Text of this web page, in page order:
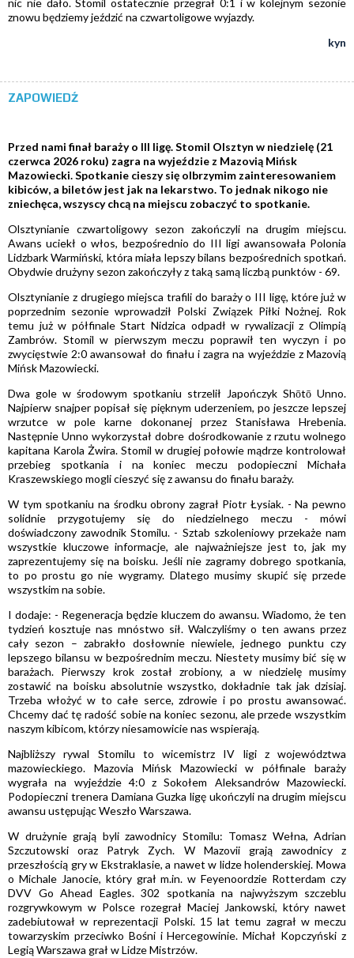
nic nie dało. Stomil ostatecznie przegrał 0:1 i w kolejnym sezonie
znowu będziemy jeździć na czwartoligowe wyjazdy.
kyn
ZAPOWIEDŹ
Przed nami finał baraży o III ligę. Stomil Olsztyn w niedzielę (21
czerwca 2026 roku) zagra na wyjeździe z Mazovią Mińsk
Mazowiecki. Spotkanie cieszy się olbrzymim zainteresowaniem
kibiców, a biletów jest jak na lekarstwo. To jednak nikogo nie
zniechęca, wszyscy chcą na miejscu zobaczyć to spotkanie.
Olsztynianie czwartoligowy sezon zakończyli na drugim miejscu.
Awans uciekł o włos, bezpośrednio do III ligi awansowała Polonia
Lidzbark Warmiński, która miała lepszy bilans bezpośrednich spotkań.
Obydwie drużyny sezon zakończyły z taką samą liczbą punktów - 69.
Olsztynianie z drugiego miejsca trafili do baraży o III ligę, które już w
poprzednim sezonie wprowadził Polski Związek Piłki Nożnej. Rok
temu już w półfinale Start Nidzica odpadł w rywalizacji z Olimpią
Zambrów. Stomil w pierwszym meczu poprawił ten wyczyn i po
zwycięstwie 2:0 awansował do finału i zagra na wyjeździe z Mazovią
Mińsk Mazowiecki.
Dwa gole w środowym spotkaniu strzelił Japończyk Shōtō Unno.
Najpierw snajper popisał się pięknym uderzeniem, po jeszcze lepszej
wrzutce w pole karne dokonanej przez Stanisława Hrebenia.
Następnie Unno wykorzystał dobre dośrodkowanie z rzutu wolnego
kapitana Karola Żwira. Stomil w drugiej połowie mądrze kontrolował
przebieg spotkania i na koniec meczu podopieczni Michała
Kraszewskiego mogli cieszyć się z awansu do finału baraży.
W tym spotkaniu na środku obrony zagrał Piotr Łysiak. - Na pewno
solidnie przygotujemy się do niedzielnego meczu - mówi
doświadczony zawodnik Stomilu. - Sztab szkoleniowy przekaże nam
wszystkie kluczowe informacje, ale najważniejsze jest to, jak my
zaprezentujemy się na boisku. Jeśli nie zagramy dobrego spotkania,
to po prostu go nie wygramy. Dlatego musimy skupić się przede
wszystkim na sobie.
I dodaje: - Regeneracja będzie kluczem do awansu. Wiadomo, że ten
tydzień kosztuje nas mnóstwo sił. Walczyliśmy o ten awans przez
cały sezon – zabrakło dosłownie niewiele, jednego punktu czy
lepszego bilansu w bezpośrednim meczu. Niestety musimy bić się w
barażach. Pierwszy krok został zrobiony, a w niedzielę musimy
zostawić na boisku absolutnie wszystko, dokładnie tak jak dzisiaj.
Trzeba włożyć w to całe serce, zdrowie i po prostu awansować.
Chcemy dać tę radość sobie na koniec sezonu, ale przede wszystkim
naszym kibicom, którzy niesamowicie nas wspierają.
Najbliższy rywal Stomilu to wicemistrz IV ligi z województwa
mazowieckiego. Mazovia Mińsk Mazowiecki w półfinale baraży
wygrała na wyjeździe 4:0 z Sokołem Aleksandrów Mazowiecki.
Podopieczni trenera Damiana Guzka ligę ukończyli na drugim miejscu
awansu ustępując Weszło Warszawa.
W drużynie grają byli zawodnicy Stomilu: Tomasz Wełna, Adrian
Szczutowski oraz Patryk Zych. W Mazovii grają zawodnicy z
przeszłością gry w Ekstraklasie, a nawet w lidze holenderskiej. Mowa
o Michale Janocie, który grał m.in. w Feyenoordzie Rotterdam czy
DVV Go Ahead Eagles. 302 spotkania na najwyższym szczeblu
rozgrywkowym w Polsce rozegrał Maciej Jankowski, który nawet
zadebiutował w reprezentacji Polski. 15 lat temu zagrał w meczu
towarzyskim przeciwko Bośni i Hercegowinie. Michał Kopczyński z
Legią Warszawa grał w Lidze Mistrzów.